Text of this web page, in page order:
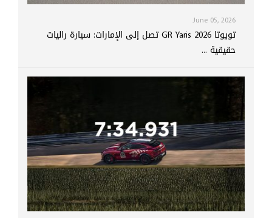
June 05, 2026
تويوتا GR Yaris 2026 تصل إلى الإمارات: سيارة راليات
حقيقية ...